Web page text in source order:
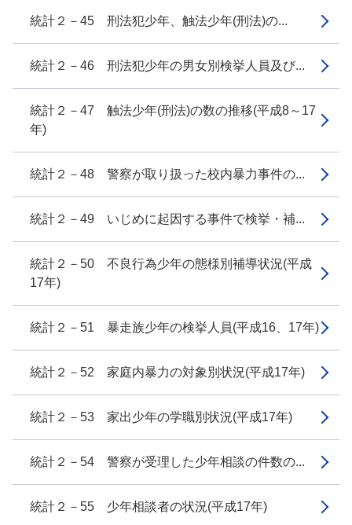
統計２－45 刑法犯少年、触法少年(刑法)の...
統計２－46 刑法犯少年の男女別検挙人員及び...
統計２－47 触法少年(刑法)の数の推移(平成8～17
年)
統計２－48 警察が取り扱った校内暴力事件の...
統計２－49 いじめに起因する事件で検挙・補...
統計２－50 不良行為少年の態様別補導状況(平成
17年)
統計２－51 暴走族少年の検挙人員(平成16、17年)
統計２－52 家庭内暴力の対象別状況(平成17年)
統計２－53 家出少年の学職別状況(平成17年)
統計２－54 警察が受理した少年相談の件数の...
統計２－55 少年相談者の状況(平成17年)